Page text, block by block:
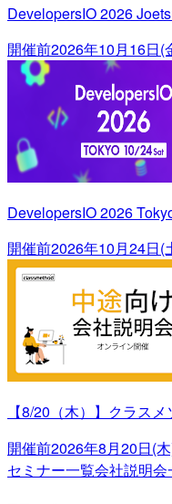
DevelopersIO 2026
開催前2026年10月16日(
DevelopersIO 2026
開催前2026年10月24日(
【8/20（木）】クラス
開催前2026年8月20日(
セミナー一覧会社説明会